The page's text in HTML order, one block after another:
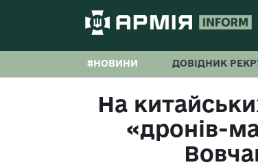
#НОВИНИ ДОВІДНИК
На
«дронів-